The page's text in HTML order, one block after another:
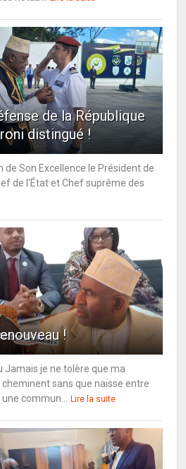
de la République
distingué !
de Son Excellence le Président de
de l'État et Chef suprême des
!
Jamais je ne tolère que ma
sans que naisse entre
commun... Lire la suite